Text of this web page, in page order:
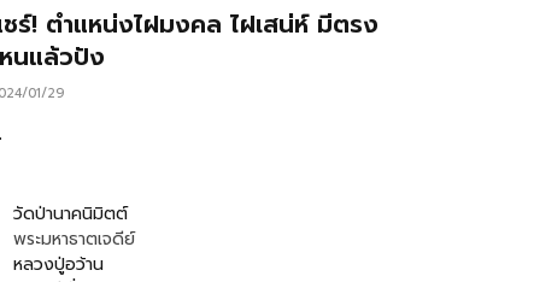
ร์! ตำแหน่งไฝมงคล ไฝเสน่ห์ มีตรง
นแล้วปัง
01/29
วัดป่านาคนิมิตต์
พระมหาธาตเจดีย์
หลวงปู่อว้าน